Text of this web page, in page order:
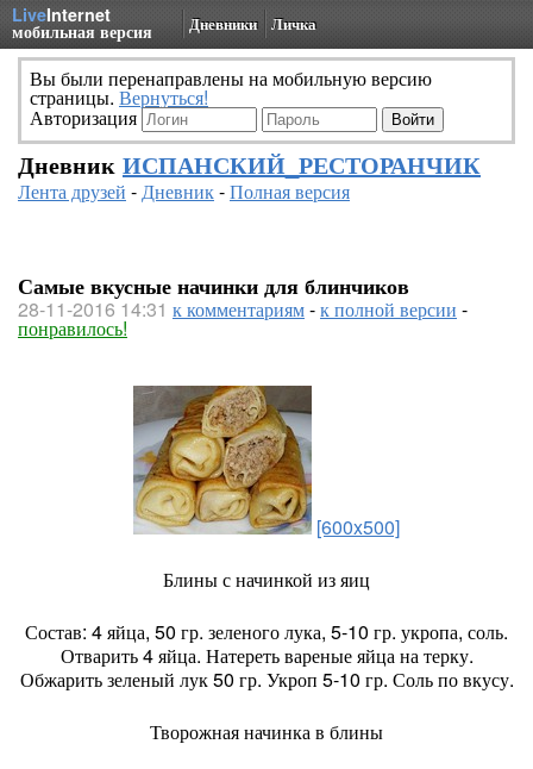
LiveInternet
мобильная версия Дневники Личка
Вы были перенаправлены на мобильную версию
страницы. Вернуться!
Авторизация
Дневник ИСПАНСКИЙ_РЕСТОРАНЧИК
Лента друзей -Дневник-Полная версия
Самые вкусные начинки для блинчиков
28-11-2016 14:31 к комментариям-к полной версии -
понравилось!
[600x500]
Блины с начинкой из яиц
Состав: 4 яйца, 50 гр. зеленого лука, 5-10 гр. укропа, соль.
Отварить 4 яйца. Натереть вареные яйца на терку.
Обжарить зеленый лук 50 гр. Укроп 5-10 гр. Соль по вкусу.
Творожная начинка в блины